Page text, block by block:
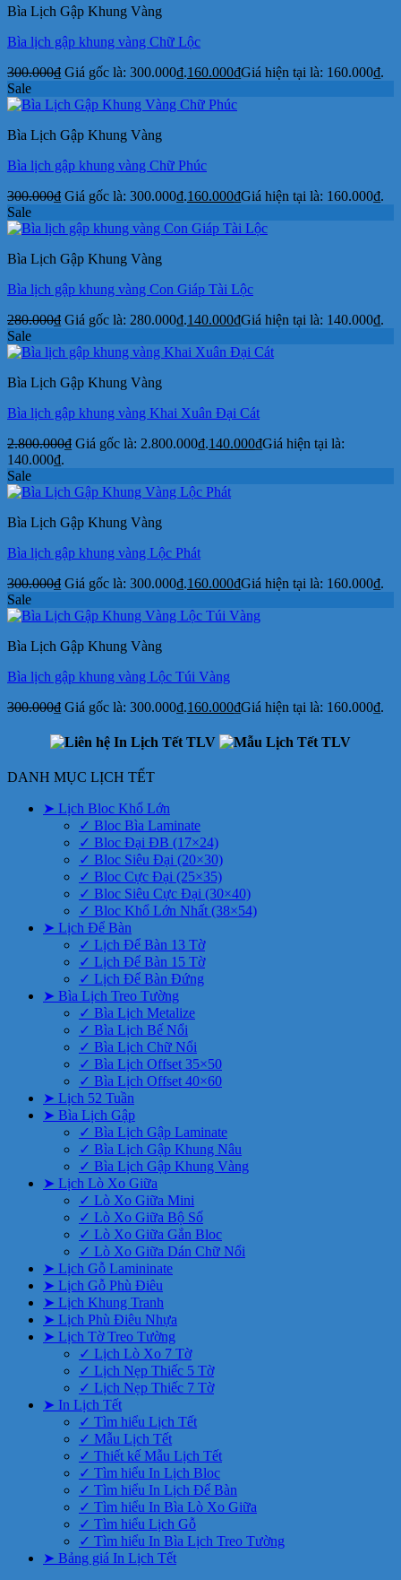
Bìa Lịch Gập Khung Vàng
Bìa lịch gập khung vàng Chữ Lộc
300.000₫ Giá gốc là: 300.000₫.160.000₫Giá hiện tại là: 160.000₫.
Sale
Bìa Lịch Gập Khung Vàng
Bìa lịch gập khung vàng Chữ Phúc
300.000₫ Giá gốc là: 300.000₫.160.000₫Giá hiện tại là: 160.000₫.
Sale
Bìa Lịch Gập Khung Vàng
Bìa lịch gập khung vàng Con Giáp Tài Lộc
280.000₫ Giá gốc là: 280.000₫.140.000₫Giá hiện tại là: 140.000₫.
Sale
Bìa Lịch Gập Khung Vàng
Bìa lịch gập khung vàng Khai Xuân Đại Cát
2.800.000₫ Giá gốc là: 2.800.000₫.140.000₫Giá hiện tại là:
140.000₫.
Sale
Bìa Lịch Gập Khung Vàng
Bìa lịch gập khung vàng Lộc Phát
300.000₫ Giá gốc là: 300.000₫.160.000₫Giá hiện tại là: 160.000₫.
Sale
Bìa Lịch Gập Khung Vàng
Bìa lịch gập khung vàng Lộc Túi Vàng
300.000₫ Giá gốc là: 300.000₫.160.000₫Giá hiện tại là: 160.000₫.
DANH MỤC LỊCH TẾT
➤ Lịch Bloc Khổ Lớn
✓ Bloc Bìa Laminate
✓ Bloc Đại ĐB (17×24)
✓ Bloc Siêu Đại (20×30)
✓ Bloc Cực Đại (25×35)
✓ Bloc Siêu Cực Đại (30×40)
✓ Bloc Khổ Lớn Nhất (38×54)
➤ Lịch Để Bàn
✓ Lịch Để Bàn 13 Tờ
✓ Lịch Để Bàn 15 Tờ
✓ Lịch Để Bàn Đứng
➤ Bìa Lịch Treo Tường
✓ Bìa Lịch Metalize
✓ Bìa Lịch Bế Nổi
✓ Bìa Lịch Chữ Nổi
✓ Bìa Lịch Offset 35×50
✓ Bìa Lịch Offset 40×60
➤ Lịch 52 Tuần
➤ Bìa Lịch Gập
✓ Bìa Lịch Gập Laminate
✓ Bìa Lịch Gập Khung Nâu
✓ Bìa Lịch Gập Khung Vàng
➤ Lịch Lò Xo Giữa
✓ Lò Xo Giữa Mini
✓ Lò Xo Giữa Bộ Số
✓ Lò Xo Giữa Gắn Bloc
✓ Lò Xo Giữa Dán Chữ Nổi
➤ Lịch Gỗ Lamininate
➤ Lịch Gỗ Phù Điêu
➤ Lịch Khung Tranh
➤ Lịch Phù Điêu Nhựa
➤ Lịch Tờ Treo Tường
✓ Lịch Lò Xo 7 Tờ
✓ Lịch Nẹp Thiếc 5 Tờ
✓ Lịch Nẹp Thiếc 7 Tờ
➤ In Lịch Tết
✓ Tìm hiểu Lịch Tết
✓ Mẫu Lịch Tết
✓ Thiết kế Mẫu Lịch Tết
✓ Tìm hiểu In Lịch Bloc
✓ Tìm hiểu In Lịch Để Bàn
✓ Tìm hiểu In Bìa Lò Xo Giữa
✓ Tìm hiểu Lịch Gỗ
✓ Tìm hiểu In Bìa Lịch Treo Tường
➤ Bảng giá In Lịch Tết